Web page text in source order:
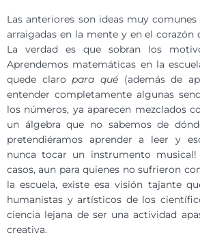
Las anteriores son ideas muy comunes
arraigadas en la mente y en el corazón
La verdad es que sobran los
Aprendemos matemáticas en la
quede claropara qué (además de
entender completamente algunas
los números, ya aparecen mezclados
un álgebra que no sabemos de
pretendiéramos aprender a leer y
nunca tocar un instrumento
casos, aun para quienes no sufrieron
la escuela, existe esa visión tajante
humanistas y artísticos de los
ciencia lejana de ser una actividad
creativa.